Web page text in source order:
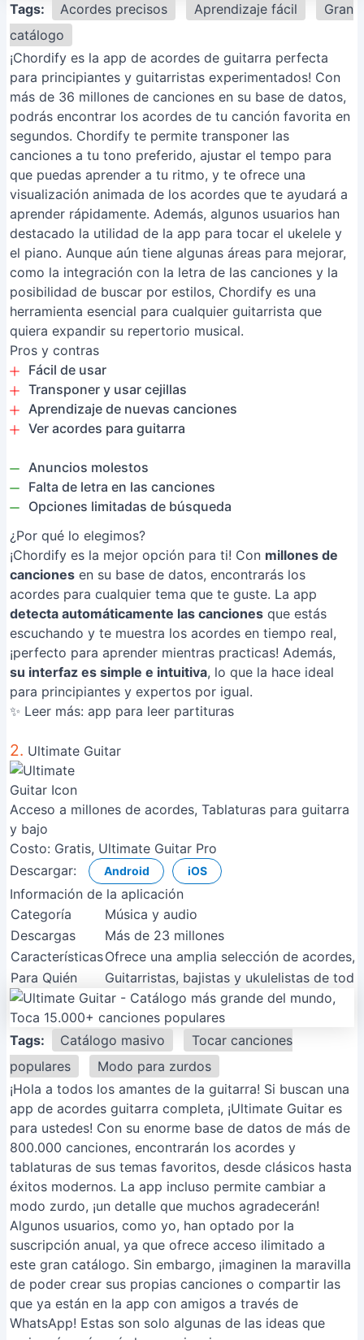
Tags: Acordes precisos Aprendizaje fácil
Gran
catálogo
¡Chordify es la app de acordes de guitarra perfecta
para principiantes y guitarristas experimentados! Con
más de 36 millones de canciones en su base de datos,
podrás encontrar los acordes de tu canción favorita en
segundos. Chordify te permite transponer las
canciones a tu tono preferido, ajustar el tempo para
que puedas aprender a tu ritmo, y te ofrece una
visualización animada de los acordes que te ayudará a
aprender rápidamente. Además, algunos usuarios han
destacado la utilidad de la app para tocar el ukelele y
el piano. Aunque aún tiene algunas áreas para mejorar,
como la integración con la letra de las canciones y la
posibilidad de buscar por estilos, Chordify es una
herramienta esencial para cualquier guitarrista que
quiera expandir su repertorio musical.
Pros y contras
Fácil de usar
Transponer y usar cejillas
Aprendizaje de nuevas canciones
Ver acordes para guitarra
Anuncios molestos
Falta de letra en las canciones
Opciones limitadas de búsqueda
¿Por qué lo elegimos?
¡Chordify es la mejor opción para ti! Con millones de
canciones en su base de datos, encontrarás los
acordes para cualquier tema que te guste. La app
detecta automáticamente las canciones que estás
escuchando y te muestra los acordes en tiempo real,
¡perfecto para aprender mientras practicas! Además,
su interfaz es simple e intuitiva, lo que la hace ideal
para principiantes y expertos por igual.
✨ Leer más: app para leer partituras
2. Ultimate Guitar
Acceso a millones de acordes, Tablaturas para guitarra
y bajo
Costo: Gratis, Ultimate Guitar Pro
Descargar:
Android iOS
Información de la aplicación
Categoría
Música y audio
Descargas
Más de 23 millones
CaracterísticasOfrece una amplia selección de
Para Quién
Guitarristas, bajistas y ukulelistas de
Tags: Catálogo masivo
Tocar canciones
populares
Modo para zurdos
¡Hola a todos los amantes de la guitarra! Si buscan una
app de acordes guitarra completa, ¡Ultimate Guitar es
para ustedes! Con su enorme base de datos de más de
800.000 canciones, encontrarán los acordes y
tablaturas de sus temas favoritos, desde clásicos hasta
éxitos modernos. La app incluso permite cambiar a
modo zurdo, ¡un detalle que muchos agradecerán!
Algunos usuarios, como yo, han optado por la
suscripción anual, ya que ofrece acceso ilimitado a
este gran catálogo. Sin embargo, ¡imaginen la maravilla
de poder crear sus propias canciones o compartir las
que ya están en la app con amigos a través de
WhatsApp! Estas son solo algunas de las ideas que